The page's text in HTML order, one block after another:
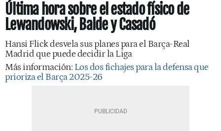
Última hora sobre el estado físico de
Lewandowski, Balde y Casadó
Hansi Flick desvela sus planes para el Barça-Real
Madrid que puede decidir la Liga
Más información: Los dos fichajes para la defensa que
prioriza el Barça 2025-26